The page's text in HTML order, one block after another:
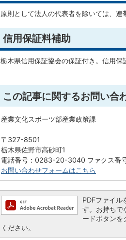
原則として法人の代表者を除いては、連
信用保証料補助
栃木県信用保証協会の保証付き。信用保
この記事に関するお問い合
産業文化スポーツ部産業政策課
〒327-8501
栃木県佐野市高砂町1
電話番号：0283-20-3040 ファクス
お問い合わせフォームはこちら
PDFファイ
す。お持ち
ードボタンを
ください。